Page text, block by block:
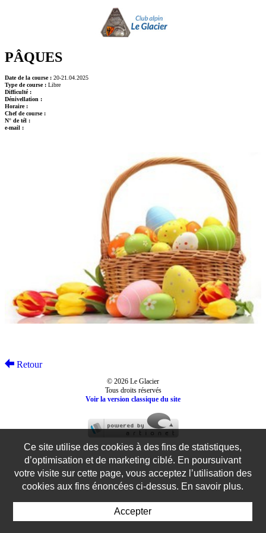
PÂQUES
Date de la course : 20-21.04.2025
Type de course : Libre
Difficulté :
Dénivellation :
Horaire :
Chef de course :
N° de tél :
e-mail :
Retour
© 2026 Le Glacier
Tous droits réservés
Voir la version classique du site
Ce site utilise des cookies à des fins de statistiques,
d’optimisation et de marketing ciblé. En poursuivant
votre visite sur cette page, vous acceptez l’utilisation des
cookies aux fins énoncées ci-dessus. En savoir plus.
Accepter